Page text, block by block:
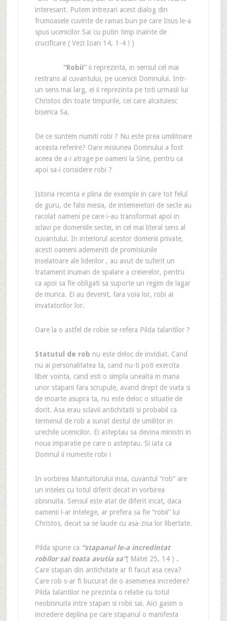
interesant. Putem intrezari acest dialog din
frumoasele cuvinte de ramas bun pe care Iisus le-a
spus ucenicilor Sai cu putin timp inainte de
crucificare ( Vezi Ioan 14, 1-4 ! )
“Robii”ii reprezinta, in sensul cel mai
restrans al cuvantului, pe ucenicii Domnului. Intr-
un sens mai larg, ei ii reprezinta pe toti urmasii lui
Christos din toate timpurile, cei care alcatuiesc
biserica Sa.
De ce suntem numiti robi ? Nu este prea umilitoare
aceasta referire? Oare misiunea Domnului a fost
aceea de a-i atrage pe oameni la Sine, pentru ca
apoi sa-i considere robi ?
Istoria recenta e plina de exemple in care tot felul
de guru, de falsi mesia, de intemeietori de secte au
racolat oameni pe care i-au transformat apoi in
sclavi pe domeniile sectei, in cel mai literal sens al
cuvantului. In interiorul acestor domenii private,
acesti oameni ademeniti de promisiunile
inselatoare ale liderilor , au avut de suferit un
tratament inuman de spalare a creierelor, pentru
ca apoi sa fie obligati sa suporte un regim de lagar
de munca. Ei au devenit, fara voia lor, robi ai
invatatorilor lor.
Oare la o astfel de robie se refera Pilda talantilor ?
Statutul de rob nu este deloc de invidiat. Cand
nu ai personalitatea ta, cand nu-ti poti exercita
liber vointa, cand esti o simpla unealta in mana
unor stapani fara scrupule, avand drept de viata si
de moarte asupra ta, nu este deloc o situatie de
dorit. Asa erau sclavii antichitatii si probabil ca
termenul de rob a sunat destul de umilitor in
urechile ucenicilor. Ei asteptau sa devina ministri in
noua imparatie pe care o asteptau. Si iata ca
Domnul ii numeste robi !
In vorbirea Mantuitorului insa, cuvantul “rob” are
un inteles cu totul diferit decat in vorbirea
obisnuita. Sensul este atat de diferit incat, daca
oamenii l-ar intelege, ar prefera sa fie “robii” lui
Christos, decat sa se laude cu asa-zisa lor libertate.
Pilda spune ca “stapanul le-a incredintat
robilor sai toata avutia sa”( Matei 25, 14 ) .
Care stapan din antichitate ar fi facut asa ceva?
Care rob s-ar fi bucurat de o asemenea incredere?
Pilda talantilor ne prezinta o relatie cu totul
neobisnuita intre stapan si robii sai. Aici gasim o
incredere deplina pe care stapanul o manifesta